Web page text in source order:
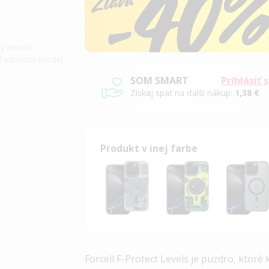
Prihlásiť
SOM SMART
Získaj späť na ďalší nákup: 1,38 €
Produkt v inej farbe
Forcell F-Protect Levels je puzdro,